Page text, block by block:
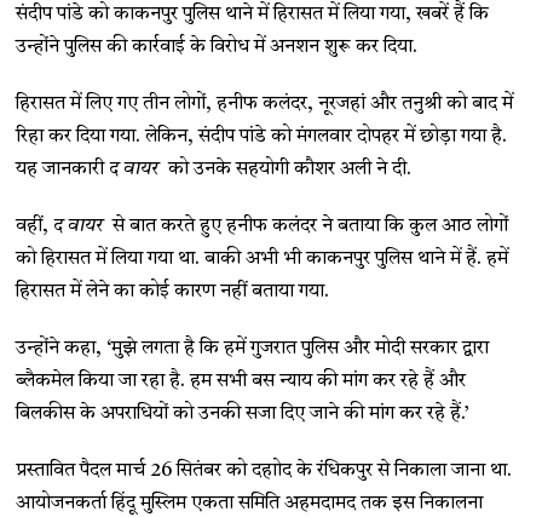
संदीप पांडे को काकनपुर पुलिस थाने में हिरासत में लिया गया, खबरें हैं कि
उन्होंने पुलिस की कार्रवाई के विरोध में अनशन शुरू कर दिया.
हिरासत में लिए गए तीन लोगों, हनीफ कलंदर, नूरजहां और तनुश्री को बाद में
रिहा कर दिया गया. लेकिन, संदीप पांडे को मंगलवार दोपहर में छोड़ा गया है.
यह जानकारीद वायर को उनके सहयोगी कौशर अली ने दी.
वहीं,द वायर से बात करते हुए हनीफ कलंदर ने बताया कि कुल आठ लोगों
को हिरासत में लिया गया था. बाकी अभी भी काकनपुर पुलिस थाने में हैं. हमें
हिरासत में लेने का कोई कारण नहीं बताया गया.
उन्होंने कहा, ‘मुझे लगता है कि हमें गुजरात पुलिस और मोदी सरकार द्वारा
ब्लैकमेल किया जा रहा है. हम सभी बस न्याय की मांग कर रहे हैं और
बिलकीस के अपराधियों को उनकी सजा दिए जाने की मांग कर रहे हैं.’
प्रस्तावित पैदल मार्च 26 सितंबर को दहाोद के रंधिकपुर से निकाला जाना था.
आयोजनकर्ता हिंदू मुस्लिम एकता समिति अहमदामद तक इस निकालना